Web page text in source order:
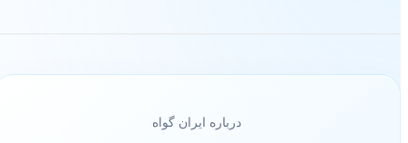
درباره ایران گواه